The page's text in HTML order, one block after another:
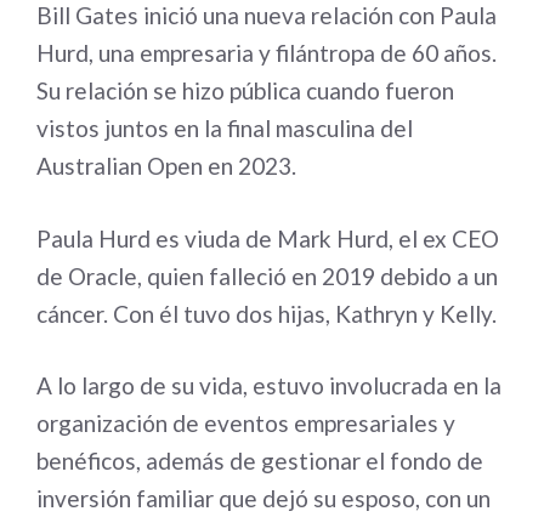
Bill Gates inició una nueva relación con Paula
Hurd, una empresaria y filántropa de 60 años.
Su relación se hizo pública cuando fueron
vistos juntos en la final masculina del
Australian Open en 2023.
Paula Hurd es viuda de Mark Hurd, el ex CEO
de Oracle, quien falleció en 2019 debido a un
cáncer. Con él tuvo dos hijas, Kathryn y Kelly.
A lo largo de su vida, estuvo involucrada en la
organización de eventos empresariales y
benéficos, además de gestionar el fondo de
inversión familiar que dejó su esposo, con un